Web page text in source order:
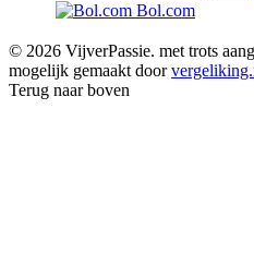
Bol.com
© 2026 VijverPassie. met trots
mogelijk gemaakt door
Terug naar boven